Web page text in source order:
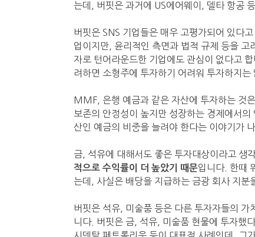
는데, 버핏은 과거에 US에어웨이, 델타 항공
버핏은 SNS 기업들은 매우 고평가되어 있다
업이지만, 윤리적인 측면과 법적 규제 등을
자로 턴어라운드한 기업에도 관심이 없다고
려하면 소형주에 투자하기 어려워 투자하지는
MMF, 은행 예금과 같은 자산에 투자하는 것은
보존의 안정성이 높지만 성장하는 경제에서
산인 예금의 비중을 늘려야 한다는 이야기가
금, 석유에 대해서도 좋은 투자대상이라고 생
적으로 수익률이 더 높았기 때문입니다. 한때
는데, 사실은 배당을 지급하는 금광 회사 지
버핏은 석유, 미술품 등은 다른 투자자들의
니다. 버핏은 금, 석유, 미술품 현물에 투자했